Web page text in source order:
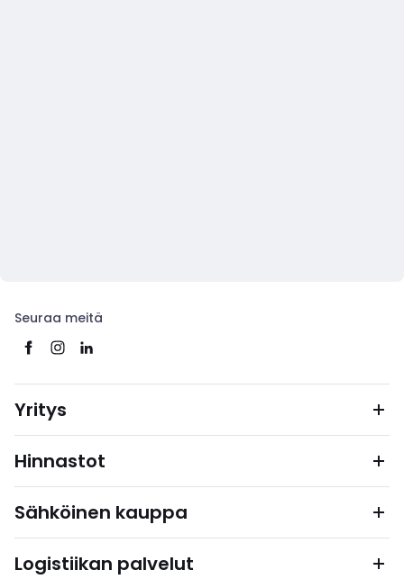
Seuraa meitä
Yritys
Hinnastot
Sähköinen kauppa
Logistiikan palvelut